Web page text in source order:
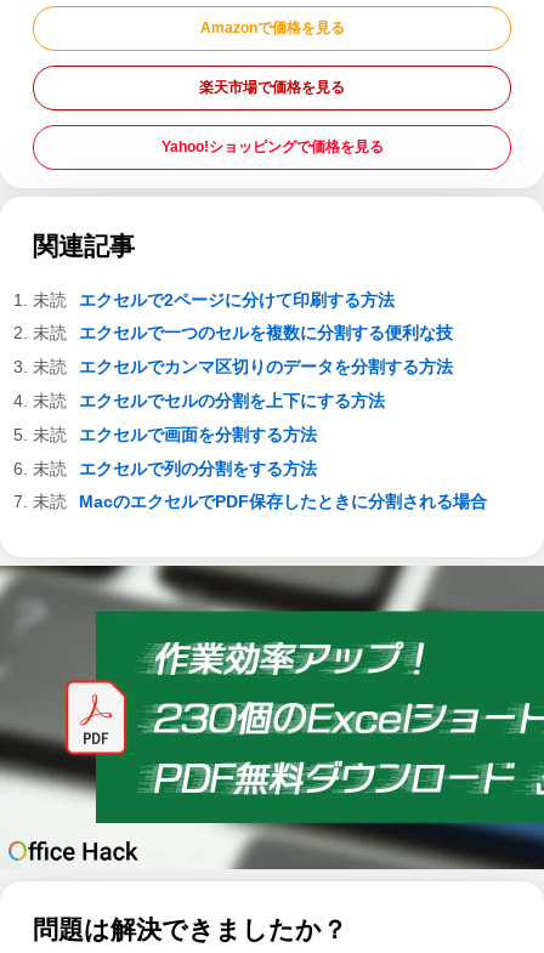
Amazonで価格を見る
楽天市場で価格を見る
Yahoo!ショッピングで価格を見る
関連記事
エクセルで2ページに分けて印刷する方法
エクセルで一つのセルを複数に分割する便利な技
エクセルでカンマ区切りのデータを分割する方法
エクセルでセルの分割を上下にする方法
エクセルで画面を分割する方法
エクセルで列の分割をする方法
MacのエクセルでPDF保存したときに分割される場合
問題は解決できましたか？